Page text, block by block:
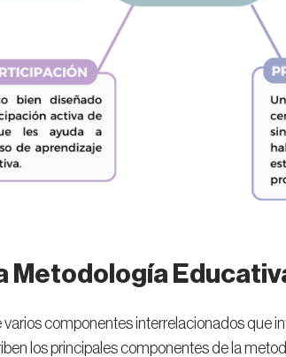
Metodología
componentes interrelacionados que
los principales componentes de la